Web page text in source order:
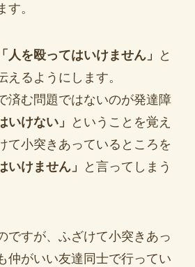
。
「人を殴ってはいけません」
と
えるようにします。
済む問題ではないのが発達障
いけない」
ということを覚え
て小突きあっているところを
いけません」
と言ってしまう
ですが、ふざけて小突きあっ
仲がいい友達同士で行ってい